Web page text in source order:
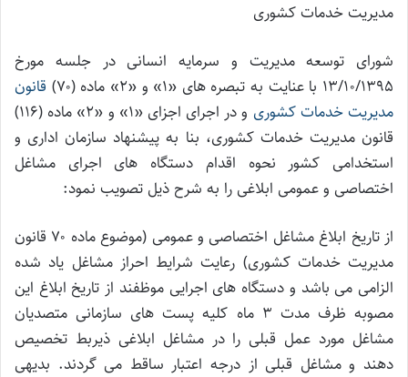
مدیریت خدمات کشوری
شورای توسعه مدیریت و سرمایه انسانی در جلسه مورخ
۱۳/۱۰/۱۳۹۵ با عنایت به تبصره های «۱» و «۲» ماده (۷۰)
قانون
مدیریت خدمات کشوری
و در اجرای اجزای «۱» و «۲» ماده (۱۱۶)
قانون مدیریت خدمات کشوری، بنا به پیشنهاد سازمان اداری و
استخدامی کشور نحوه اقدام دستگاه های اجرای مشاغل
اختصاصی و عمومی ابلاغی را به شرح ذیل تصویب نمود:
از تاریخ ابلاغ مشاغل اختصاصی و عمومی (موضوع ماده ۷۰ قانون
مدیریت خدمات کشوری) رعایت شرایط احراز مشاغل یاد شده
الزامی می باشد و دستگاه های اجرایی موظفند از تاریخ ابلاغ این
مصوبه ظرف مدت ۳ ماه کلیه پست های سازمانی متصدیان
مشاغل مورد عمل قبلی را در مشاغل ابلاغی ذیربط تخصیص
دهند و مشاغل قبلی از درجه اعتبار ساقط می گردند. بدیهی